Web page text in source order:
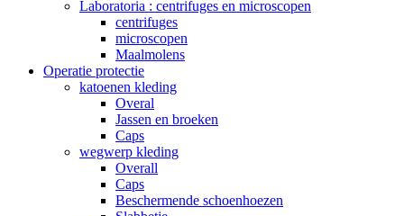
Laboratoria : centrifuges en microscopen
centrifuges
microscopen
Maalmolens
Operatie protectie
katoenen kleding
Overal
Jassen en broeken
Caps
wegwerp kleding
Overall
Caps
Beschermende schoenhoezen